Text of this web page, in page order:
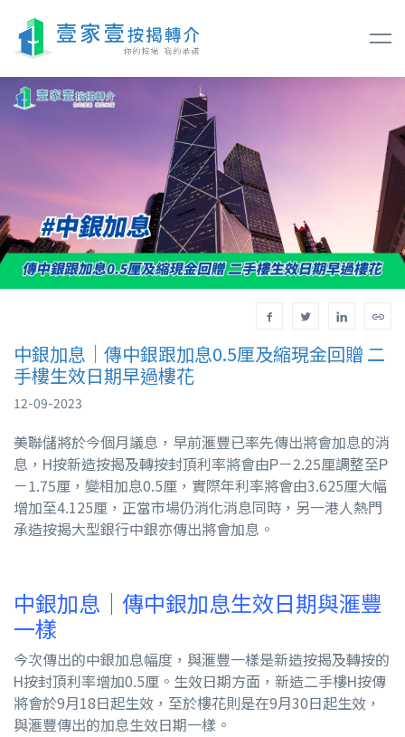
中銀加息｜傳中銀跟加息0.5厘及縮現金回贈 二
手樓生效日期早過樓花
12-09-2023
美聯儲將於今個月議息，早前滙豐已率先傳出將會加息的消
息，H按新造按揭及轉按封頂利率將會由P－2.25厘調整至P
－1.75厘，變相加息0.5厘，實際年利率將會由3.625厘大幅
增加至4.125厘，正當市場仍消化消息同時，另一港人熱門
承造按揭大型銀行中銀亦傳出將會加息。
中銀加息｜傳中銀加息生效日期與滙豐
一樣
今次傳出的中銀加息幅度，與滙豐一樣是新造按揭及轉按的
H按封頂利率增加0.5厘。生效日期方面，新造二手樓H按傳
將會於9月18日起生效，至於樓花則是在9月30日起生效，
與滙豐傳出的加息生效日期一樣。